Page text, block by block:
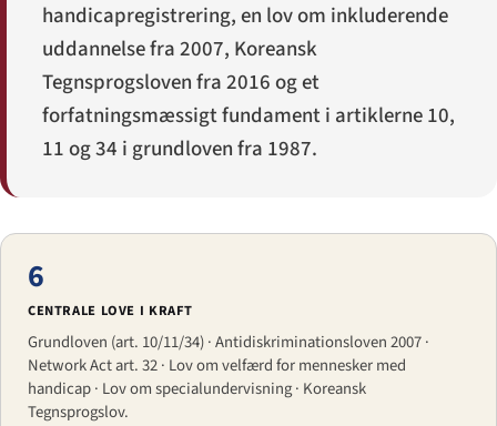
handicap­registrering, en lov om inkluderende
uddannelse fra 2007, Koreansk
Tegnsprogsloven fra 2016 og et
forfatningsmæssigt fundament i artiklerne 10,
11 og 34 i grundloven fra 1987.
6
CENTRALE LOVE I KRAFT
Grundloven (art. 10/11/34) · Anti­diskriminationsloven 2007 ·
Network Act art. 32 · Lov om velfærd for mennesker med
handicap · Lov om specialundervisning · Koreansk
Tegnsprogs­lov.